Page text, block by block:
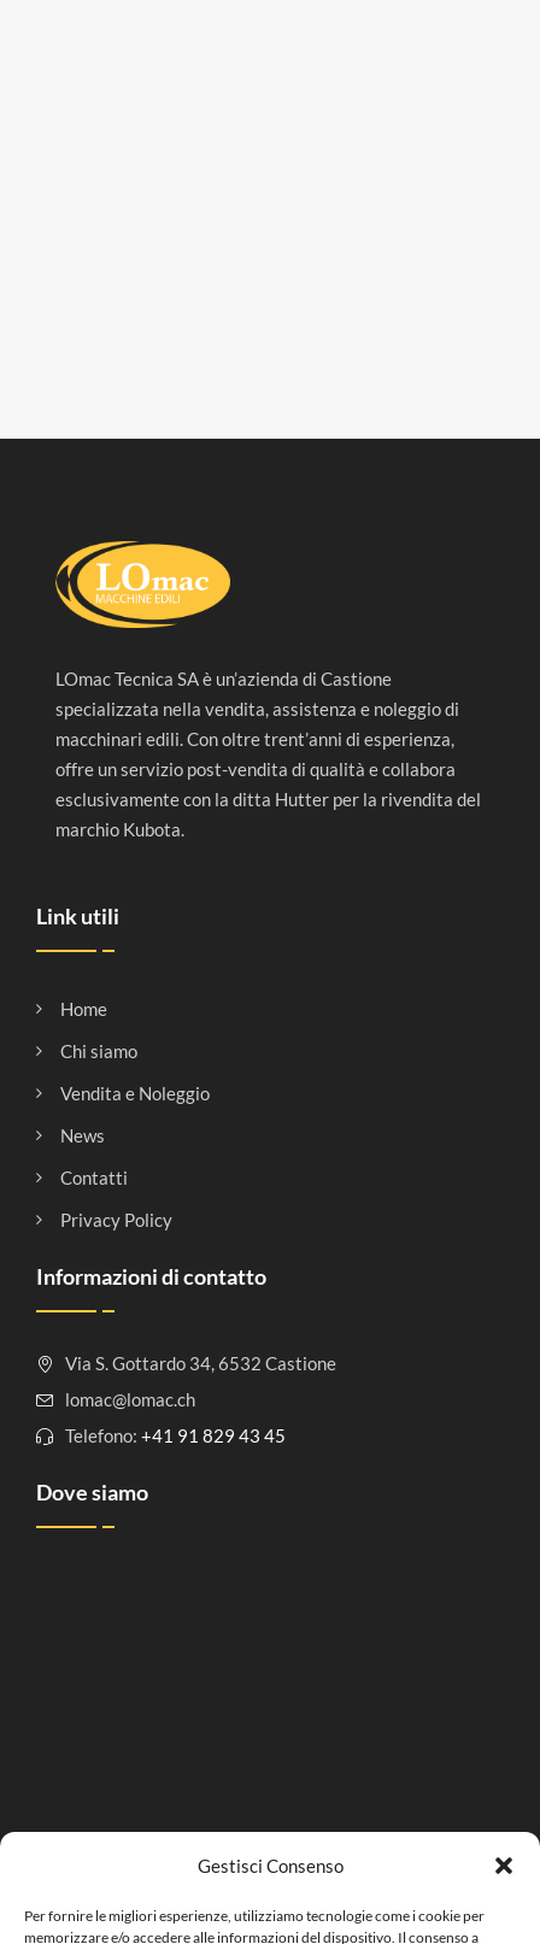
Gestisci Consenso
Per fornire le migliori esperienze, utilizziamo tecnologie come i cookie per
memorizzare e/o accedere alle informazioni del dispositivo. Il consenso a
LOmac Tecnica SA è un’azienda di Castione
specializzata nella vendita, assistenza e noleggio di
macchinari edili. Con oltre trent’anni di esperienza,
offre un servizio post-vendita di qualità e collabora
esclusivamente con la ditta Hutter per la rivendita del
marchio Kubota.
Link utili
Home
Chi siamo
Vendita e Noleggio
News
Contatti
Privacy Policy
Informazioni di contatto
Via S. Gottardo 34, 6532 Castione
lomac@lomac.ch
Telefono: +41 91 829 43 45
Dove siamo